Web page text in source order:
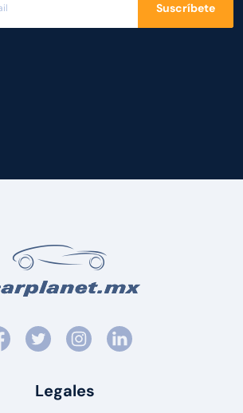
Suscríbete
Legales